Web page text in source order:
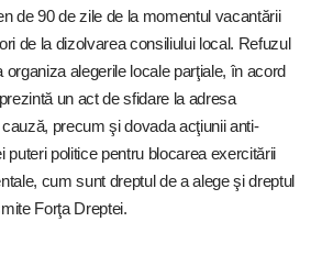
de 90 de zile de la momentul vacantării
de la dizolvarea consiliului local. Refuzul
alegerile locale parţiale, în acord
un act de sfidare la adresa
precum şi dovada acţiunii anti-
puteri politice pentru blocarea exercitării
cum sunt dreptul de a alege şi dreptul
Forţa Dreptei.